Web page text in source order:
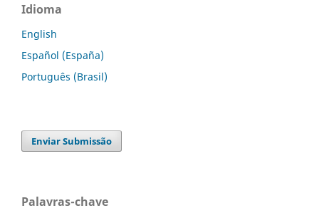
Idioma
English
Español (España)
Português (Brasil)
Enviar Submissão
Palavras-chave